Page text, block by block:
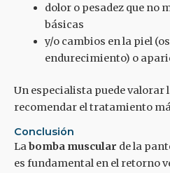
dolor o pesadez que no
básicas
y/o cambios en la piel
endurecimiento) o
Un especialista puede valorar
recomendar el tratamiento
Conclusión
Labomba muscular de la
es fundamental en el retorno